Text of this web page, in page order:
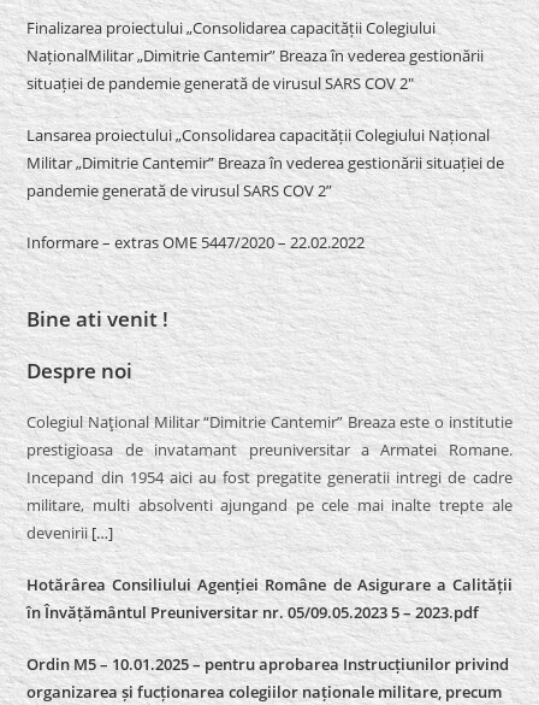
Finalizarea proiectului „Consolidarea capacității Colegiului
NaționalMilitar „Dimitrie Cantemir” Breaza în vederea gestionării
situației de pandemie generată de virusul SARS COV 2″
Lansarea proiectului „Consolidarea capacității Colegiului Național
Militar „Dimitrie Cantemir” Breaza în vederea gestionării situației de
pandemie generată de virusul SARS COV 2”
Informare – extras OME 5447/2020 – 22.02.2022
Bine ati venit !
Despre noi
Colegiul Naţional Militar “Dimitrie Cantemir” Breaza este o institutie
prestigioasa de invatamant preuniversitar a Armatei Romane.
Incepand din 1954 aici au fost pregatite generatii intregi de cadre
militare, multi absolventi ajungand pe cele mai inalte trepte ale
devenirii[…]
Hotărârea Consiliului Agenției Române de Asigurare a Calității
în Învățământul Preuniversitar nr. 05/09.05.2023 5 – 2023.pdf
Ordin M5 – 10.01.2025 – pentru aprobarea Instrucțiunilor privind
organizarea și fucționarea colegiilor naționale militare, precum